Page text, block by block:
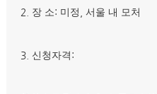
2. 장 소: 미정 서울 내 모처
3. 신청자격 :